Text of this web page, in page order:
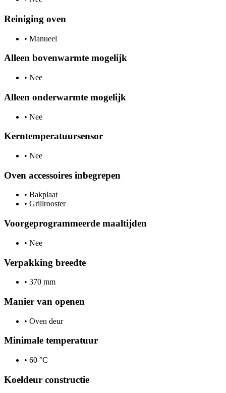
Reiniging oven
• Manueel
Alleen bovenwarmte mogelijk
• Nee
Alleen onderwarmte mogelijk
• Nee
Kerntemperatuursensor
• Nee
Oven accessoires inbegrepen
• Bakplaat
• Grillrooster
Voorgeprogrammeerde maaltijden
• Nee
Verpakking breedte
• 370 mm
Manier van openen
• Oven deur
Minimale temperatuur
• 60 °C
Koeldeur constructie